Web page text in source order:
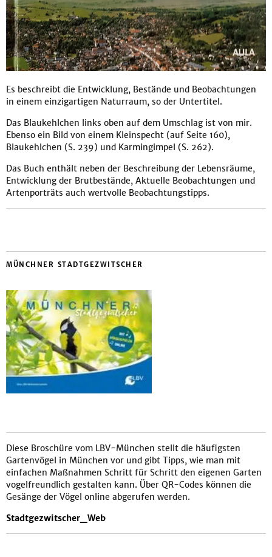
Es beschreibt die Entwicklung, Bestände und Beobachtungen
in einem einzigartigen Naturraum, so der Untertitel.
Das Blaukehlchen links oben auf dem Umschlag ist von mir.
Ebenso ein Bild von einem Kleinspecht (auf Seite 160),
Blaukehlchen (S. 239) und Karmingimpel (S. 262).
Das Buch enthält neben der Beschreibung der Lebensräume,
Entwicklung der Brutbestände, Aktuelle Beobachtungen und
Artenporträts auch wertvolle Beobachtungstipps.
MÜNCHNER STADTGEZWITSCHER
Diese Broschüre vom LBV-München stellt die häufigsten
Gartenvögel in München vor und gibt Tipps, wie man mit
einfachen Maßnahmen Schritt für Schritt den eigenen Garten
vogelfreundlich gestalten kann. Über QR-Codes können die
Gesänge der Vögel online abgerufen werden.
Stadtgezwitscher_Web